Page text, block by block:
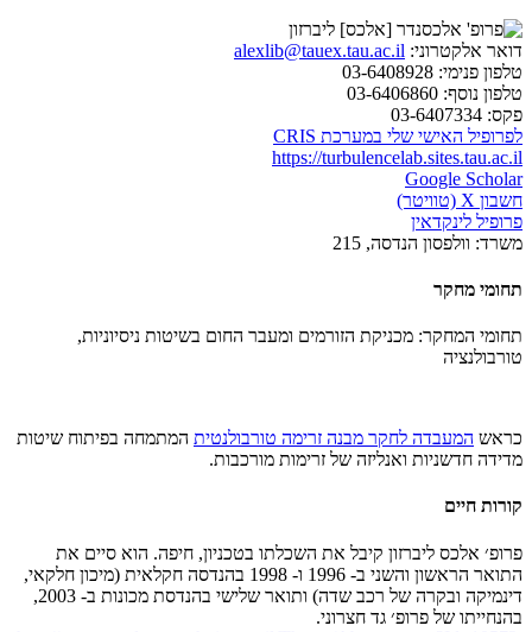
דואר אלקטרוני: alexlib@tauex.tau.ac.il
טלפון פנימי:
טלפון נוסף:
פקס:
לפרופיל האישי שלי במערכת CRIS
https://turbulencelab.sites.tau.ac.il
Google Scholar
חשבון X (טוויטר)
פרופיל לינקדאין
משרד: וולפסון הנדסה, 215
תחומי מחקר
תחומי המחקר: מכניקת הזורמים ומעבר החום בשיטות ניסיוניות,
טורבולנציה
כראש המעבדה לחקר מבנה זרימה טורבולנטית המתמחה בפיתוח שיטות
מדידה חדשניות ואנליזה של זרימות מורכבות.
קורות חיים
פרופ׳ אלכס ליברזון קיבל את השכלתו בטכניון, חיפה. הוא סיים את
התואר הראשון והשני ב- 1996 ו- 1998 בהנדסה חקלאית (מיכון חלקאי,
דינמיקה ובקרה של רכב שדה) ותואר שלישי בהנדסת מכונות ב- 2003,
בהנחייתו של פרופ׳ גד חצרוני.